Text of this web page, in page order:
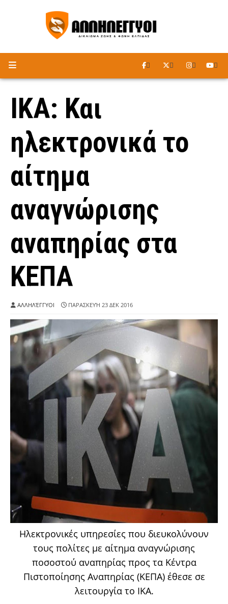
ΑΚΟΥΣΤΕ ΤΟ ΡΑΔΙΟΦΩΝΟ
ΙΚΑ: Και
ηλεκτρονικά το
αίτημα
αναγνώρισης
αναπηρίας στα
ΚΕΠΑ
ΑΛΛΗΛΈΓΓΥΟΙ ΠΑΡΑΣΚΕΥΉ 23 ΔΕΚ 2016
Ηλεκτρονικές υπηρεσίες που διευκολύνουν
τους πολίτες με αίτημα αναγνώρισης
ποσοστού αναπηρίας προς τα Κέντρα
Πιστοποίησης Αναπηρίας (ΚΕΠΑ) έθεσε σε
λειτουργία το ΙΚΑ.